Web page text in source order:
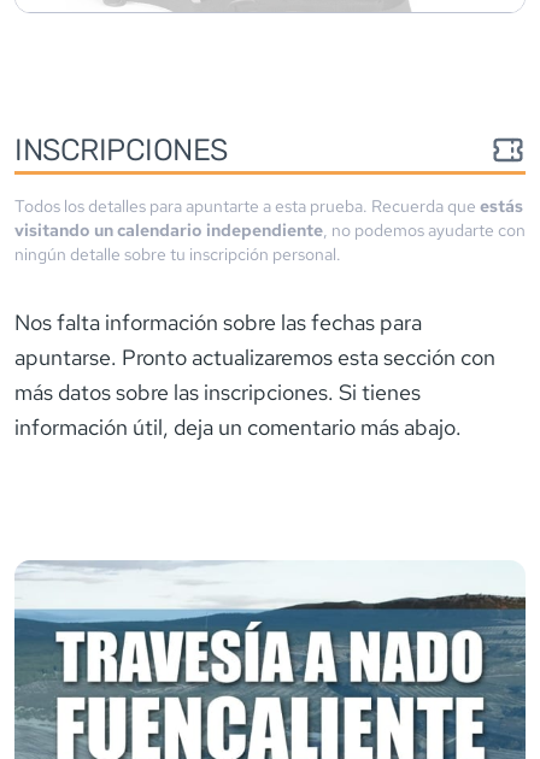
INSCRIPCIONES
Todos los detalles para apuntarte a esta prueba. Recuerda que estás
visitando un calendario independiente, no podemos ayudarte con
ningún detalle sobre tu inscripción personal.
Nos falta información sobre las fechas para
apuntarse. Pronto actualizaremos esta sección con
más datos sobre las inscripciones. Si tienes
información útil, deja un comentario más abajo.